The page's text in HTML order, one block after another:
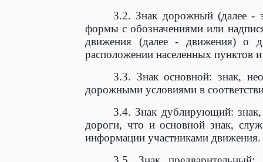
3.2. Знак дорожный (далее -
формы с обозначениями или
движения (далее - движения) о
расположении населенных пунктов
3.3. Знак основной: знак,
дорожными условиями в
3.4. Знак дублирующий:
дороги, что и основной знак,
информации участниками движения.